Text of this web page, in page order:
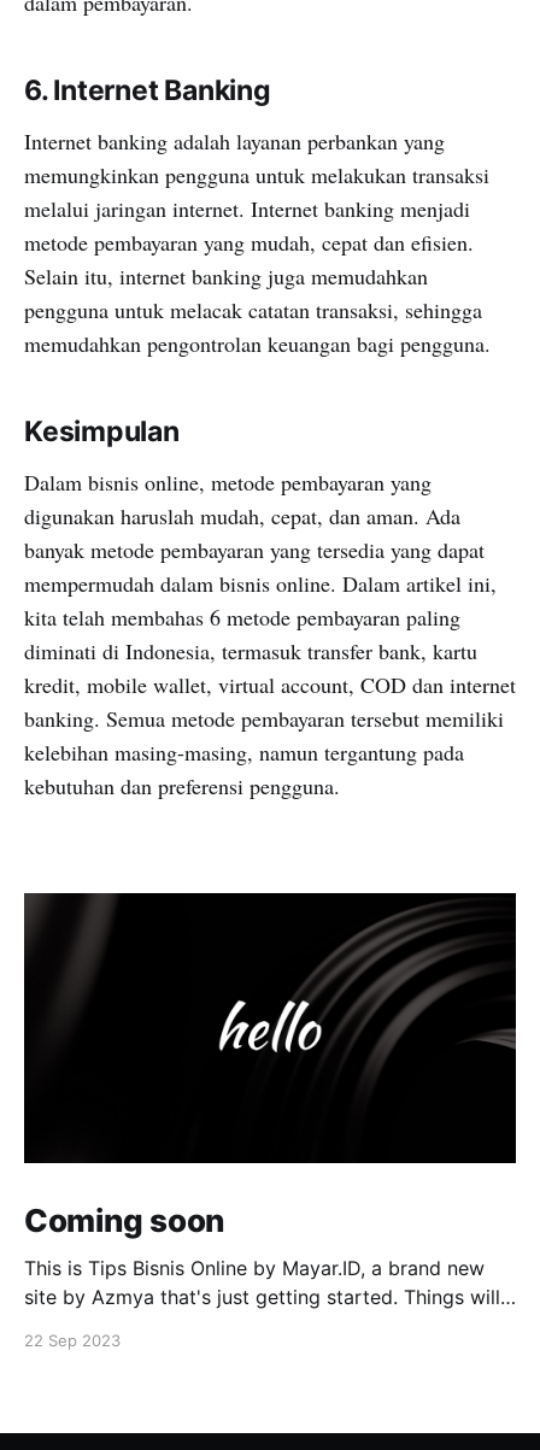
6. Internet Banking
Internet banking adalah layanan perbankan yang
memungkinkan pengguna untuk melakukan transaksi
melalui jaringan internet. Internet banking menjadi
metode pembayaran yang mudah, cepat dan efisien.
Selain itu, internet banking juga memudahkan
pengguna untuk melacak catatan transaksi, sehingga
memudahkan pengontrolan keuangan bagi pengguna.
Kesimpulan
Dalam bisnis online, metode pembayaran yang
digunakan haruslah mudah, cepat, dan aman. Ada
banyak metode pembayaran yang tersedia yang dapat
mempermudah dalam bisnis online. Dalam artikel ini,
kita telah membahas 6 metode pembayaran paling
diminati di Indonesia, termasuk transfer bank, kartu
kredit, mobile wallet, virtual account, COD dan internet
banking. Semua metode pembayaran tersebut memiliki
kelebihan masing-masing, namun tergantung pada
kebutuhan dan preferensi pengguna.
Coming soon
This is Tips Bisnis Online by Mayar.ID, a brand new
site by Azmya that's just getting started. Things will
subscribe in the meantime if you'd like to stay up to
22 Sep 2023